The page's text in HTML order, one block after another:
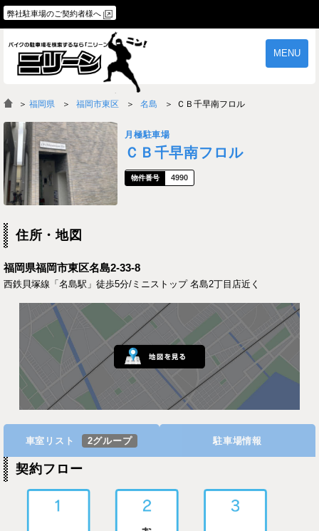
弊社駐車場のご契約者様へ
MENU
物件一覧 ご契約の流れ
よくあるご質問
＞ 福岡県 福岡市東区 名島 ＣＢ千早南フロル
月極駐車場
ＣＢ千早南フロル
4990
住所・地図
福岡県福岡市東区名島2-33-8
西鉄貝塚線「名島駅」徒歩5分/ミニストップ 名島2丁目店近く
車室リスト 2グループ 駐車場情報
契約フロー